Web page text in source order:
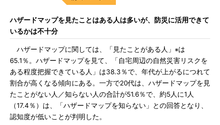
ハザードマップを見たことはある人は多いが、防災に活用できて
いるかは不十分
ハザードマップに関しては、「見たことがある人」 ※は
65.1％。ハザードマップを見て、「自宅周辺の自然災害リスクを
ある程度把握できている人」は38.3％で、年代が上がるにつれて
割合が高くなる傾向にある。一方で20代は、ハザードマップを見
たことがない人／知らない人の合計が51.6％で、約5人に1人
（17.4％）は、「ハザードマップを知らない」との回答となり、
認知度が低いことが判明した。